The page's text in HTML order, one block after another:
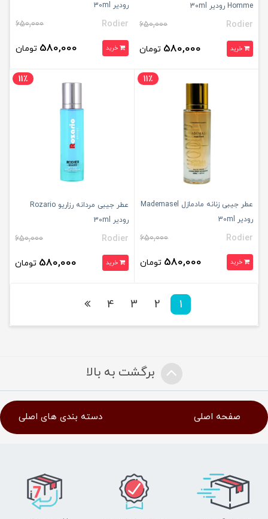
Homme رودیر 30ml
Rodier
650,000
خرید 580,000 تومان
رودیر 30ml
Rodier
650,000
خرید 580,000 تومان
11٪
عطر جیبی زنانه مادمازل Mademasel
رودیر 30ml
Rodier
650,000
خرید 580,000 تومان
11٪
عطر جیبی مردانه رزاریو Rozario
رودیر 30ml
Rodier
650,000
خرید 580,000 تومان
1
2
3
4
برگشت به بالا
صفحه اصلی دسته بندی های اصلی